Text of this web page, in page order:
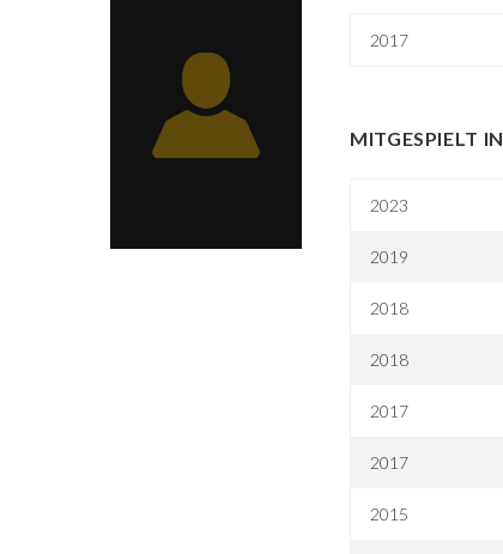
2017
MITGESPIELT IN
2023
2019
2018
2018
2017
2017
2015